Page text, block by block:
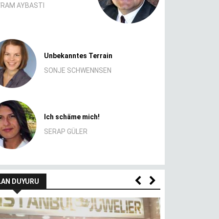
AYBASTI
Unbekanntes Terrain
SONJE SCHWENNSEN
Ich schäme mich!
SERAP GÜLER
DUYURU